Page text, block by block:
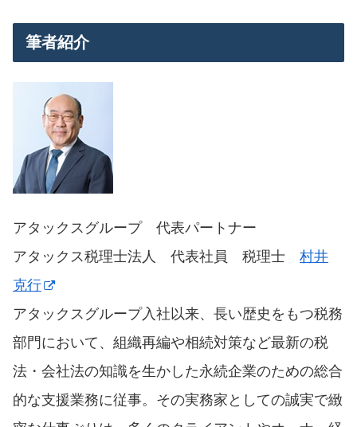
筆者紹介
アタックスグループ 代表パートナー
アタックス税理士法人 代表社員 税理士 村井
克行
アタックスグループ入社以来、長い歴史をもつ税務
部門において、組織再編や相続対策など最新の税
法・会社法の知識を生かした永続企業のための総合
的な支援業務に従事。その実務家としての誠実で緻